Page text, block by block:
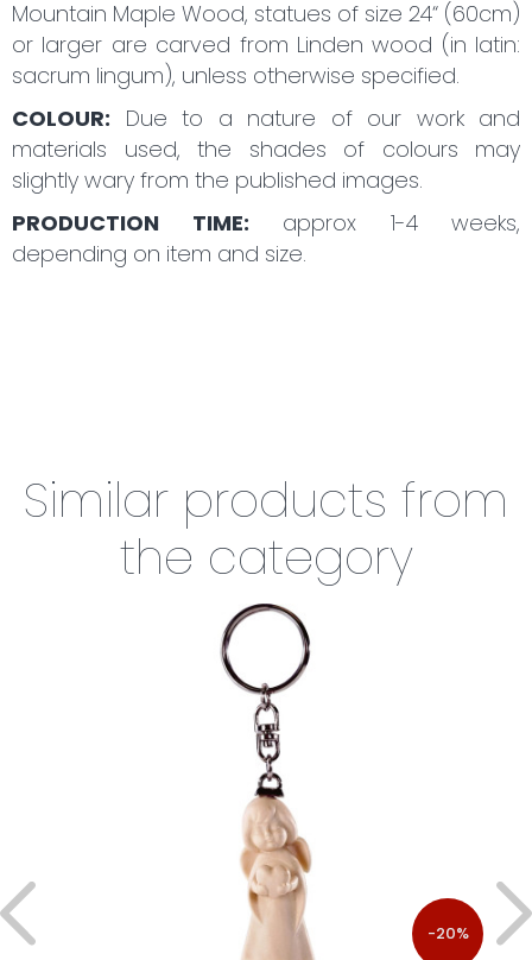
Mountain Maple Wood, statues of size 24“ (60cm)
or larger are carved from Linden wood (in latin:
sacrum lingum), unless otherwise specified.
COLOUR: Due to a nature of our work and
materials used, the shades of colours may
slightly wary from the published images.
PRODUCTION TIME: approx 1-4 weeks,
depending on item and size.
Similar products from
the category
-20%